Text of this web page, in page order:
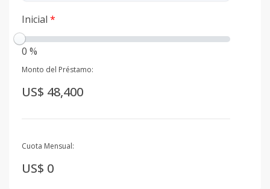
Inicial *
0 %
Monto del Préstamo:
US$ 48,400
Cuota Mensual:
US$ 0